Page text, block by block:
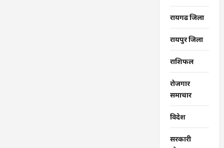
रायगढ जिला
रायपुर जिला
राशिफल
रोजगार
समाचार
विदेश
सरकारी